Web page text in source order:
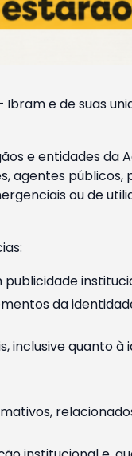
e de suas
e entidades da
públicos,
ou de
da
inclusive quanto à